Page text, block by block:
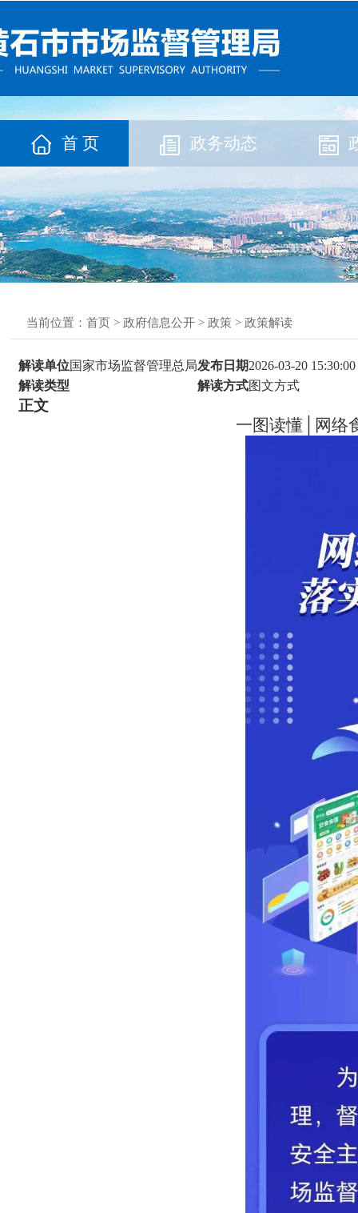
首 页 政务动态
当前位置： 首页 > 政府信息公开 > 政策 > 政策解读
解读单位国家市场监督管理总局发布日期2026-03-20 15:30:00
解读类型
解读方式图文方式
正文
一图读懂│网络